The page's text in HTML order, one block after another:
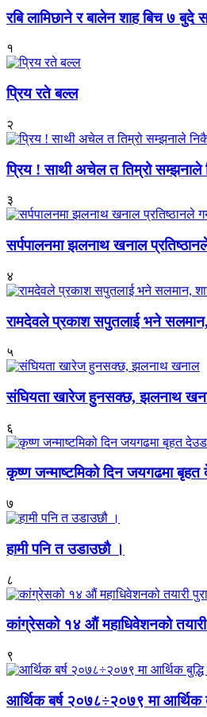
रबि लामिछाने र बालेन शाह बिच ७ बुदे
१
प्रिय रते बल्ल
२
प्रिय ! साथी अचेल त तिम्रो सम्झनाले
३
सर्पपालनमा झलनाथ खनाल
४
रामदेवले प्रकाश सपुतलाई भने
५
संघियता खारेज हुनसक्छ, झलनाथ
६
कृष्ण जन्माष्टमिको दिन जयगढमा
७
हामी पनि त उडाउछौ ।
८
कांग्रेसको १४ औं महाधिवेशनको तयारी
९
आर्थिक बर्ष २०७८÷२०७९ मा आर्थिक